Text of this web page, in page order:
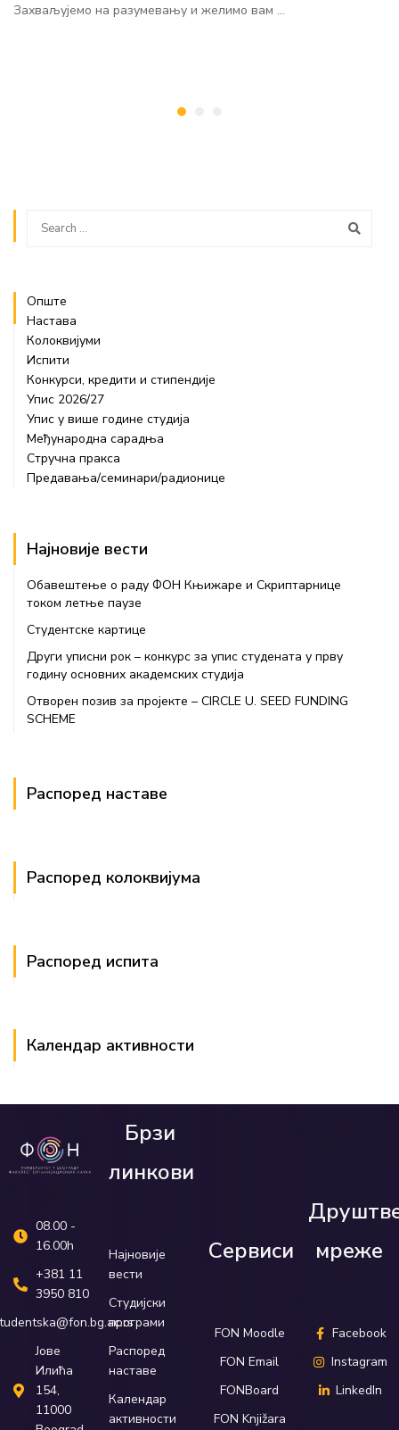
Захваљујемо на разумевању и желимо вам …
Опште
Настава
Колоквијуми
Испити
Конкурси, кредити и стипендије
Упис 2026/27
Упис у више године студија
Међународна сарадња
Стручна пракса
Предавања/семинари/радионице
Најновије вести
Обавештење о раду ФОН Књижаре и Скриптарнице
током летње паузе
Студентске картице
Други уписни рок – конкурс за упис студената у прву
годину основних академских студија
Отворен позив за пројекте – CIRCLE U. SEED FUNDING
SCHEME
Распоред наставе
Распоред колоквијума
Распоред испита
Календар активности
08.00 -
16.00h
+381 11
3950 810
Јове
Илића
154,
11000
Брзи
линкови
Најновије
вести
Студијски
програми
Распоред
наставе
Календар
активности
Сервиси
FON Moodle
FON Email
FONBoard
FON Knjižara
мреже
Facebook
Instagram
LinkedIn